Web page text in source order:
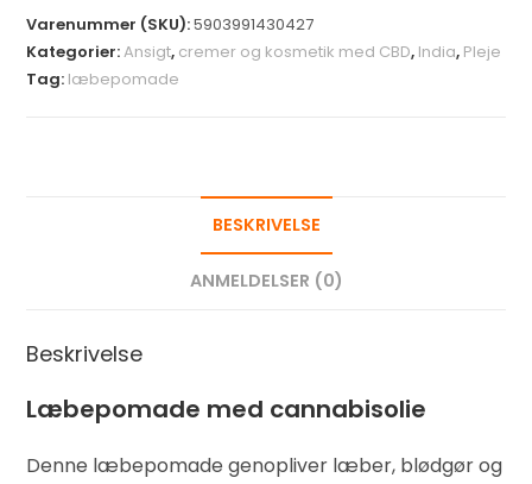
Varenummer (SKU):5903991430427
Kategorier:Ansigt, cremer og kosmetik med CBD, India, Pleje
Tag: læbepomade
BESKRIVELSE
ANMELDELSER (0)
Beskrivelse
Læbepomade med cannabisolie
Denne læbepomade genopliver læber, blødgør og